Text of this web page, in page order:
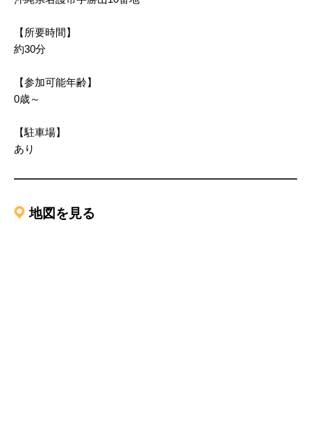
【所要時間】
約30分
【参加可能年齢】
0歳～
【駐車場】
あり
地図を見る